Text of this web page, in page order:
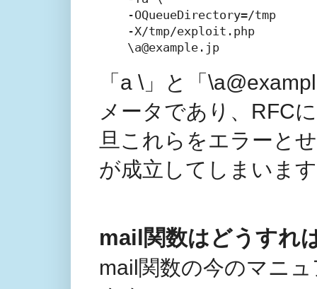
-OQueueDirectory=/tmp
-X/tmp/exploit.php
\a@example.jp
「a \」と「
メータであり、RFC
旦これらをエラーと
が成立してしまいま
mail関数はどうすれ
mail関数の今のマニ